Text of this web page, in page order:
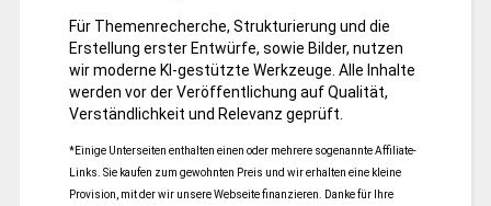
Für Themenrecherche, Strukturierung und die
Erstellung erster Entwürfe, sowie Bilder, nutzen
wir moderne KI-gestützte Werkzeuge. Alle Inhalte
werden vor der Veröffentlichung auf Qualität,
Verständlichkeit und Relevanz geprüft.
*Einige Unterseiten enthalten einen oder mehrere sogenannte Affiliate-
Links. Sie kaufen zum gewohnten Preis und wir erhalten eine kleine
Provision, mit der wir unsere Webseite finanzieren. Danke für Ihre